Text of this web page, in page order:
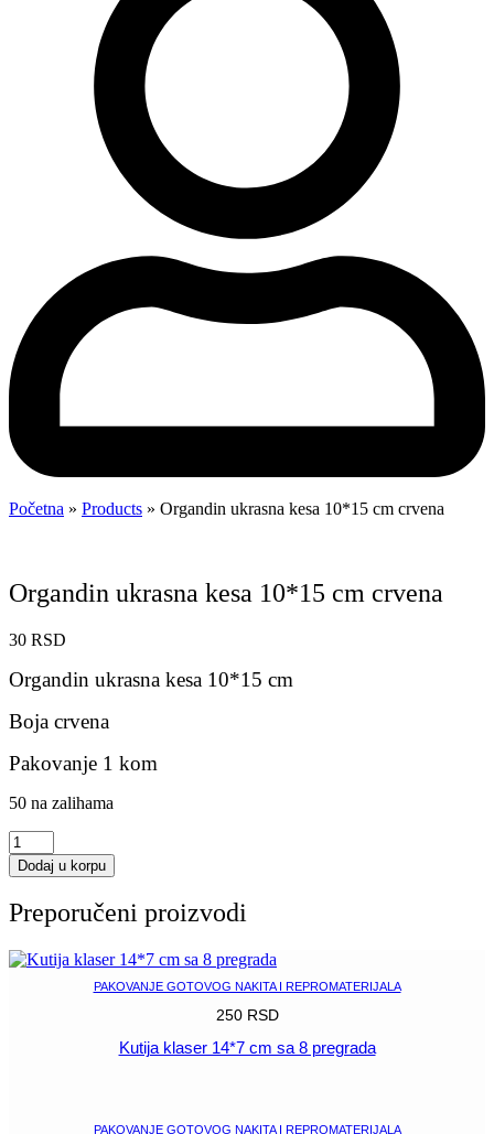
Početna » Products » Organdin ukrasna kesa 10*15 cm crvena
Organdin ukrasna kesa 10*15 cm crvena
30 RSD
Organdin ukrasna kesa 10*15 cm
Boja crvena
Pakovanje 1 kom
50 na zalihama
Organdin
ukrasna
kesa
cm
količina
Dodaj u korpu
Preporučeni proizvodi
PAKOVANJE GOTOVOG NAKITA I REPROMATERIJALA
250 RSD
Kutija klaser 14*7 cm sa 8 pregrada
PAKOVANJE GOTOVOG NAKITA I REPROMATERIJALA